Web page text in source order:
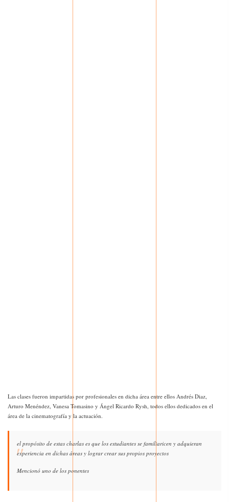
Las clases fueron impartidas por profesionales en dicha área entre ellos Andrés Diaz,
Arturo Menéndez, Vanesa Tomasino y Ángel Ricardo Rysh, todos ellos dedicados en el
área de la cinematografía y la actuación.
el propósito de estas charlas es que los estudiantes se familiaricen y adquieran
experiencia en dichas áreas y lograr crear sus propios proyectos
Mencionó uno de los ponentes